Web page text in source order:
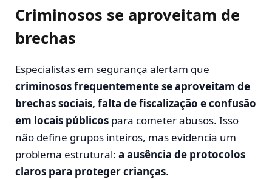
Criminosos se aproveitam de
brechas
Especialistas em segurança alertam que
criminosos frequentemente se aproveitam de
brechas sociais, falta de fiscalização e confusão
em locais públicos para cometer abusos. Isso
não define grupos inteiros, mas evidencia um
problema estrutural: a ausência de protocolos
claros para proteger crianças.